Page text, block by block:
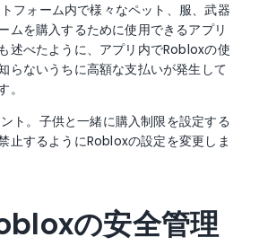
フォーム内で様々なペット、服、武器
ムを購入するために使用できるアプリ
述べたように、アプリ内でRobloxの使
らないうちに高額な支払いが発生して
。
ト。子供と一緒に購入制限を設定する
止するようにRobloxの設定を変更しま
の安全管理